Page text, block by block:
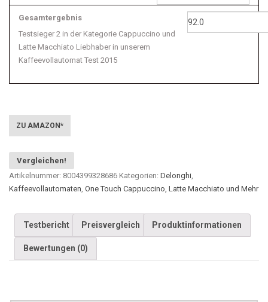
Gesamtergebnis
Testsieger 2 in der Kategorie Cappuccino und
Latte Macchiato Liebhaber in unserem
Kaffeevollautomat Test 2015
ZU AMAZON*
Vergleichen!
Artikelnummer: 8004399328686 Kategorien: Delonghi
Kaffeevollautomaten One Touch Cappuccino, Latte Macchiato und Mehr
Testbericht Preisvergleich Produktinformationen
Bewertungen (0)